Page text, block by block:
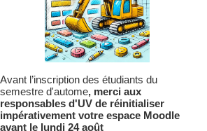
Avant l’inscription des étudiants du
semestre d'autome, merci aux
responsables d'UV de réinitialiser
impérativement votre espace Moodle
avant le lundi 24 août